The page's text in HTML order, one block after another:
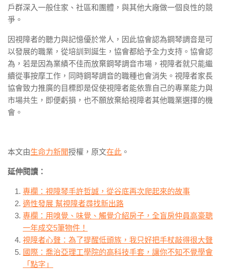
戶群深入一般住家、社區和團體，與其他大廠做一個良性的競
爭。
因視障者的聽力與記憶優於常人，因此協會認為鋼琴調音是可
以發展的職業，從培訓到誕生，協會都給予全力支持。協會認
為，若是因為業績不佳而放棄鋼琴調音市場，視障者就只能繼
續從事按摩工作，同時鋼琴調音的職種也會消失。視障者家長
協會致力推廣的目標即是促使視障者能依靠自己的專業能力與
市場共生，即便虧損，也不願放棄給視障者其他職業選擇的機
會。
本文由生命力新聞授權，原文在此 。
延伸閱讀：
專欄：視障琴手許哲誠，從谷底再次爬起來的故事
適性發展 幫視障者尋找新出路
專欄：用嗅覺、味覺、觸覺介紹房子，全盲房仲員高豪聰
一年成交5筆物件！
視障者心聲：為了提醒低頭族，我只好把手杖敲得很大聲
國際：喬治亞理工學院的高科技手套，讓你不知不覺學會
「點字」